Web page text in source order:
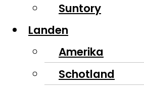
Suntory
Landen
Amerika
Schotland